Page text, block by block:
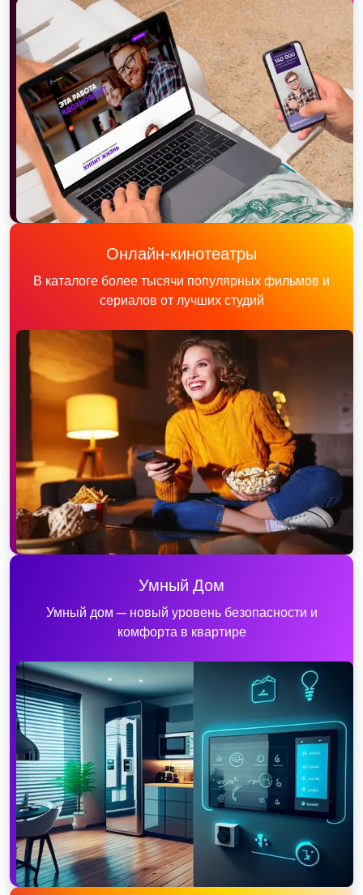
Онлайн-кинотеатры
В каталоге более тысячи популярных фильмов и
сериалов от лучших студий
Умный Дом
Умный дом — новый уровень безопасности и
комфорта в квартире